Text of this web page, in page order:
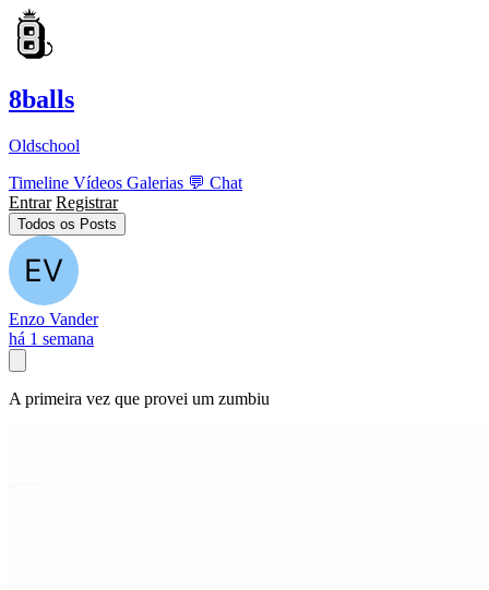
8balls
Oldschool
Timeline Vídeos Galerias 💬 Chat
Entrar Registrar
Todos os Posts
Enzo Vander
há 1 semana
A primeira vez que provei um zumbiu